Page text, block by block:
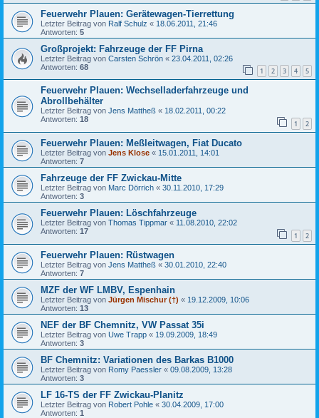
Feuerwehr Plauen: Gerätewagen-Tierrettung
Letzter Beitrag von Ralf Schulz « 18.06.2011, 21:46
Antworten: 5
Großprojekt: Fahrzeuge der FF Pirna
Letzter Beitrag von Carsten Schrön « 23.04.2011, 02:26
Antworten: 68 1 2 3 4 5
Feuerwehr Plauen: Wechselladerfahrzeuge und
Abrollbehälter
Letzter Beitrag von Jens Mattheß « 18.02.2011, 00:22
Antworten: 18 1 2
Feuerwehr Plauen: Meßleitwagen, Fiat Ducato
Letzter Beitrag von Jens Klose « 15.01.2011, 14:01
Antworten: 7
Fahrzeuge der FF Zwickau-Mitte
Letzter Beitrag von Marc Dörrich « 30.11.2010, 17:29
Antworten: 3
Feuerwehr Plauen: Löschfahrzeuge
Letzter Beitrag von Thomas Tippmar « 11.08.2010, 22:02
Antworten: 17 1 2
Feuerwehr Plauen: Rüstwagen
Letzter Beitrag von Jens Mattheß « 30.01.2010, 22:40
Antworten: 7
MZF der WF LMBV, Espenhain
Letzter Beitrag von Jürgen Mischur (†) « 19.12.2009, 10:06
Antworten: 13
NEF der BF Chemnitz, VW Passat 35i
Letzter Beitrag von Uwe Trapp « 19.09.2009, 18:49
Antworten: 3
BF Chemnitz: Variationen des Barkas B1000
Letzter Beitrag von Romy Paessler « 09.08.2009, 13:28
Antworten: 3
LF 16-TS der FF Zwickau-Planitz
Letzter Beitrag von Robert Pohle « 30.04.2009, 17:00
Antworten: 1